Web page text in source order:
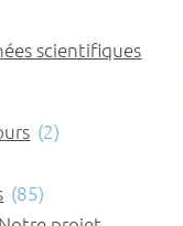
scientifiques
(2)
(85)